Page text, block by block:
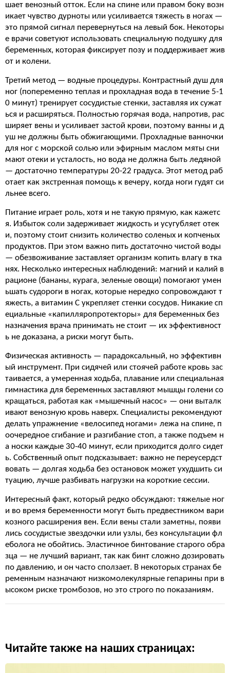
шает венозный отток. Если на спине или правом боку возн
икает чувство дурноты или усиливается тяжесть в ногах —
это прямой сигнал перевернуться на левый бок. Некоторы
е врачи советуют использовать специальную подушку для
беременных, которая фиксирует позу и поддерживает жив
от и колени.
Третий метод — водные процедуры. Контрастный душ для
ног (попеременно теплая и прохладная вода в течение 5-1
0 минут) тренирует сосудистые стенки, заставляя их сужат
ься и расширяться. Полностью горячая вода, напротив, рас
ширяет вены и усиливает застой крови, поэтому ванны и д
уш не должны быть обжигающими. Прохладные ванночки
для ног с морской солью или эфирным маслом мяты сни
мают отеки и усталость, но вода не должна быть ледяной
— достаточно температуры 20-22 градуса. Этот метод раб
отает как экстренная помощь к вечеру, когда ноги гудят си
льнее всего.
Питание играет роль, хотя и не такую прямую, как кажетс
я. Избыток соли задерживает жидкость и усугубляет отек
и, поэтому стоит снизить количество соленых и копченых
продуктов. При этом важно пить достаточно чистой воды
— обезвоживание заставляет организм копить влагу в тка
нях. Несколько интересных наблюдений: магний и калий в
рационе (бананы, курага, зеленые овощи) помогают умен
ьшать судороги в ногах, которые нередко сопровождают т
яжесть, а витамин C укрепляет стенки сосудов. Никакие сп
ециальные «капилляропротекторы» для беременных без
назначения врача принимать не стоит — их эффективност
ь не доказана, а риски могут быть.
Физическая активность — парадоксальный, но эффективн
ый инструмент. При сидячей или стоячей работе кровь зас
таивается, а умеренная ходьба, плавание или специальная
гимнастика для беременных заставляют мышцы голени со
кращаться, работая как «мышечный насос» — они выталк
ивают венозную кровь наверх. Специалисты рекомендуют
делать упражнение «велосипед ногами» лежа на спине, п
оочередное сгибание и разгибание стоп, а также подъем н
а носки каждые 30-40 минут, если приходится долго сидет
ь. Собственный опыт подсказывает: важно не переусердст
вовать — долгая ходьба без остановок может ухудшить си
туацию, лучше разбивать нагрузки на короткие сессии.
Интересный факт, который редко обсуждают: тяжелые ног
и во время беременности могут быть предвестником вари
козного расширения вен. Если вены стали заметны, появи
лись сосудистые звездочки или узлы, без консультации фл
еболога не обойтись. Эластичное бинтование старого обра
зца — не лучший вариант, так как бинт сложно дозировать
по давлению, и он часто сползает. В некоторых странах бе
ременным назначают низкомолекулярные гепарины при в
ысоком риске тромбозов, но это строго по показаниям.
Читайте также на наших страницах: